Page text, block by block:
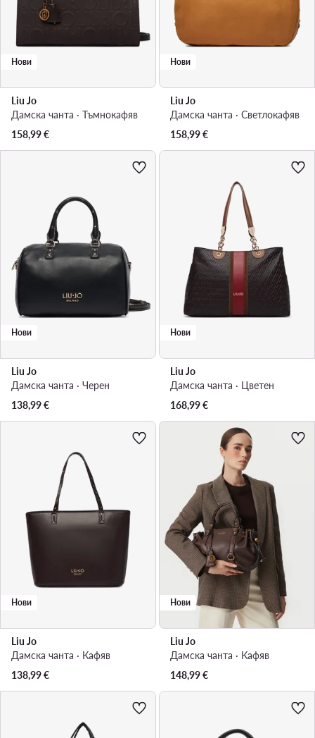
Нови
Liu Jo
Дамска чанта · Тъмнокафяв
158,99€
Нови
Liu Jo
Дамска чанта · Светлокафяв
158,99€
Нови
Liu Jo
Дамска чанта · Черен
138,99€
Нови
Liu Jo
Дамска чанта · Цветен
168,99€
Нови
Liu Jo
Дамска чанта · Кафяв
138,99€
Нови
Liu Jo
Дамска чанта · Кафяв
148,99€